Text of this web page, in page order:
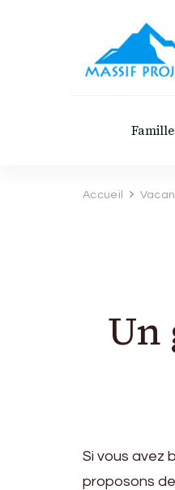
Famille
Accueil
Un
Si vous avez
proposons